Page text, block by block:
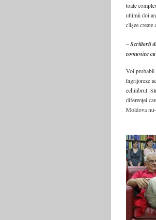
toate
ultimii doi
clişee create
–Scriitorii
comunice
Voi probabil
îngrijoreze
echilibrul.
diferenţei
Moldova nu-